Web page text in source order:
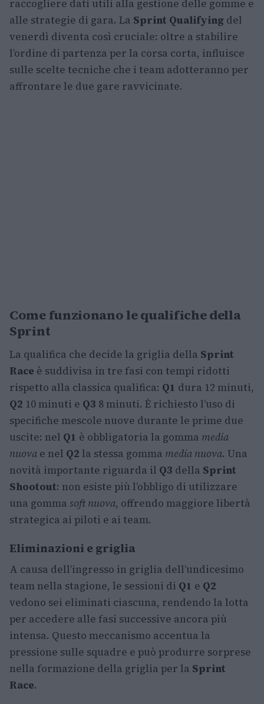
raccogliere dati utili alla gestione delle gomme e
alle strategie di gara. La Sprint Qualifying del
venerdì diventa così cruciale: oltre a stabilire
l’ordine di partenza per la corsa corta, influisce
sulle scelte tecniche che i team adotteranno per
affrontare le due gare ravvicinate.
Come funzionano le qualifiche della
Sprint
La qualifica che decide la griglia della Sprint
Race è suddivisa in tre fasi con tempi ridotti
rispetto alla classica qualifica: Q1 dura 12 minuti,
Q2 10 minuti e Q3 8 minuti. È richiesto l’uso di
specifiche mescole nuove durante le prime due
uscite: nel Q1 è obbligatoria la gomma media
nuova e nel Q2 la stessa gomma media nuova. Una
novità importante riguarda il Q3 della Sprint
Shootout: non esiste più l’obbligo di utilizzare
una gomma soft nuova, offrendo maggiore libertà
strategica ai piloti e ai team.
Eliminazioni e griglia
A causa dell’ingresso in griglia dell’undicesimo
team nella stagione, le sessioni di Q1 e Q2
vedono sei eliminati ciascuna, rendendo la lotta
per accedere alle fasi successive ancora più
intensa. Questo meccanismo accentua la
pressione sulle squadre e può produrre sorprese
nella formazione della griglia per la Sprint
Race.